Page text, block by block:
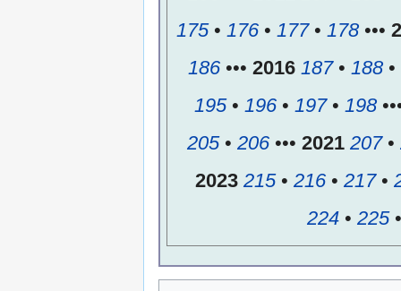
175• 176• 177• 178•••
186••• 2016 187• 188•
195• 196• 197• 198
205• 206••• 2021 207•
2023 215• 216• 217•
224• 225